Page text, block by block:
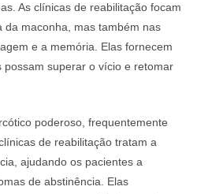
As clínicas de reabilitação focam
da maconha, mas também nas
e a memória. Elas fornecem
superar o vício e retomar
poderoso, frequentemente
de reabilitação tratam a
ajudando os pacientes a
de abstinência. Elas